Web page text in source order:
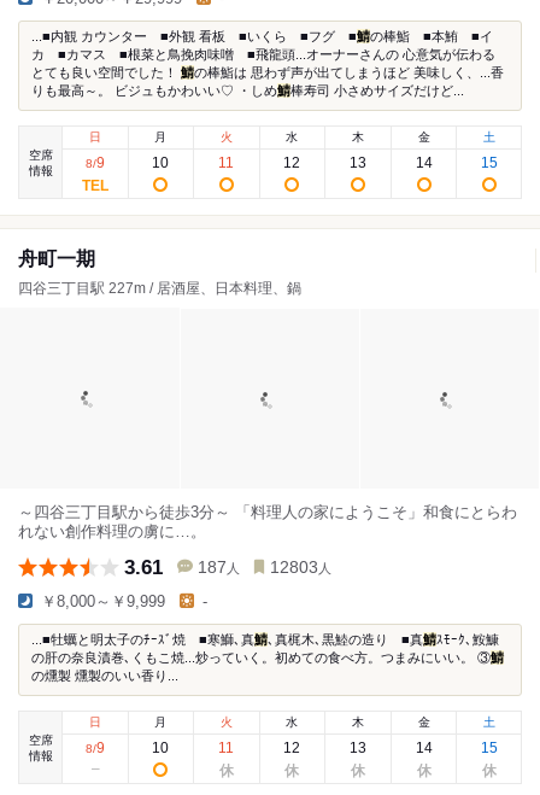
...■内観 カウンター ■外観 看板 ■いくら ■フグ ■鯖の棒鮨 ■本鮪 ■イ
カ ■カマス ■根菜と鳥挽肉味噌 ■飛龍頭...オーナーさんの 心意気が伝わる
とても良い空間でした！ 鯖の棒鮨は 思わず声が出てしまうほど 美味しく、...香
りも最高～。 ビジュもかわいい♡ ・しめ鯖棒寿司 小さめサイズだけど...
空席
情報
日
8/9
月
10
火
11
水
12
木
13
金
14
土
15
舟町一期
四谷三丁目駅 227m / 居酒屋、日本料理、鍋
～四谷三丁目駅から徒歩3分～ 「料理人の家にようこそ」和食にとらわ
れない創作料理の虜に…。
3.61 187 人 12803 人
￥8,000～￥9,999 -
...■牡蠣と明太子のﾁｰｽﾞ焼 ■寒鰤､真鯖､真梶木､黒鯥の造り ■真鯖ｽﾓｰｸ､鮟鱇
の肝の奈良漬巻､くもこ焼...炒っていく。初めての食べ方。つまみにいい。 ③鯖
の燻製 燻製のいい香り...
空席
情報
日
8/9
月
10
火
11
水
12
木
13
金
14
土
15